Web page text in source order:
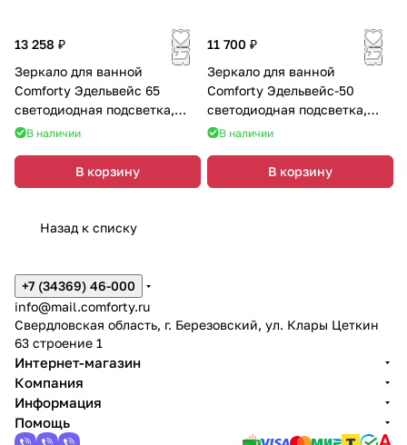
13 258 ₽
Зеркало для ванной
Comforty Эдельвейс 65
светодиодная подсветка,
бесконтактный сенсор
В наличии
В корзину
11 700 ₽
Зеркало для ванной
Comforty Эдельвейс-50
светодиодная подсветка,
бесконтактный сенсор
В наличии
В корзину
Назад к списку
+7 (34369) 46-000
info@mail.comforty.ru
Свердловская область, г. Березовский, ул. Клары Цеткин
63 строение 1
Интернет-магазин
Компания
Информация
Помощь